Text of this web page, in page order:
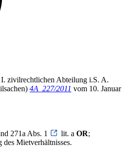
zivilrechtlichen Abteilung i.S. A.
4A_227/2011 vom 10. Januar
271a Abs. 1 lit. a OR;
Mietverhältnisses.